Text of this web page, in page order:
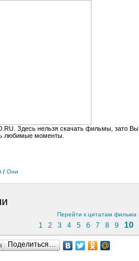
Здесь нельзя скачать фильмы, зато Вы
любимые моменты.
/ Они
Перейти к цитатам фильма
1 2 3 4 5 6 7 8 9 10
Поделиться…